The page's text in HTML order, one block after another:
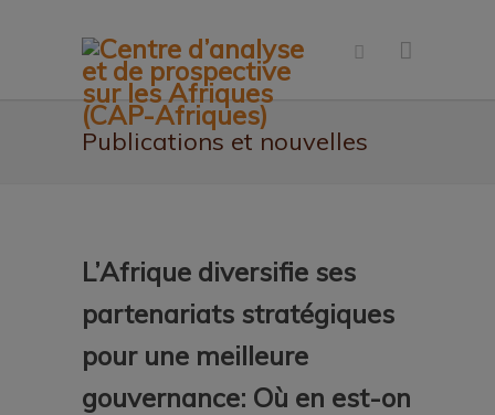
Publications et nouvelles
L’Afrique diversifie ses
partenariats stratégiques
pour une meilleure
gouvernance: Où en est-on